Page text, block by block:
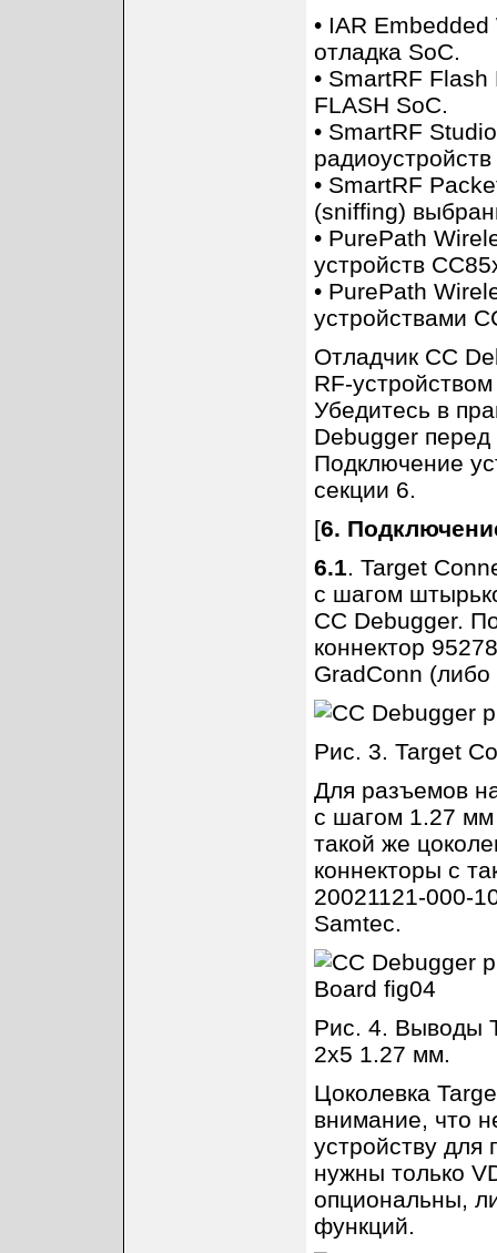
• IAR
отладка SoC.
• SmartRF
FLASH SoC.
• SmartRF
• SmartRF
(sniffing)
• PurePath
устройств
• PurePath
устройствами
Отладчик CC
RF-
Убедитесь в
Debugger перед
Подключение
секции 6.
[6.
6.1. Target
с шагом
CC Debugger.
коннектор
GradConn (либо
Рис. 3. Target
Для разъемов
с шагом 1.27 мм
такой же
коннекторы с
20021121-000-
Samtec.
Рис. 4. Выводы
2x5 1.27 мм.
Цоколевка
внимание, что
устройству для
нужны только
опциональны,
функций.